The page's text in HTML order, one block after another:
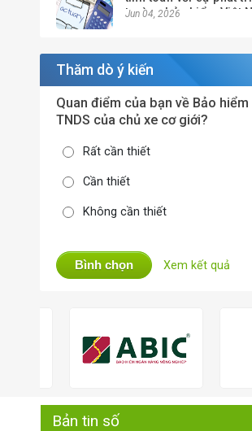
trường bảo hiểm Việt
Jun 04, 2026
Thăm dò ý kiến
Quan điểm của bạn về Bảo
TNDS của chủ xe cơ giới?
Rất cần thiết
Cần thiết
Không cần thiết
Bình chọn Xem kết quả
Bản tin số